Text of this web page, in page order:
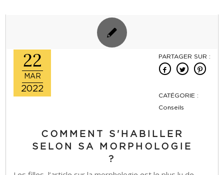
22
MAR
2022
PARTAGER SUR :
CATÉGORIE :
Conseils
COMMENT S'HABILLER
SELON SA MORPHOLOGIE
?